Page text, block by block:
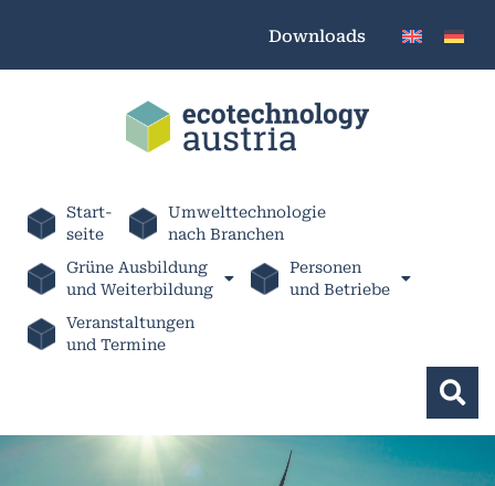
Downloads
Start-
seite
Umwelttechnologie
nach Branchen
Grüne Ausbildung
und Weiterbildung
Personen
und Betriebe
Veranstaltungen
und Termine